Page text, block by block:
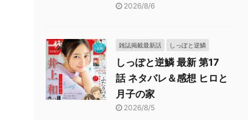
2026/8/6
雑誌掲載最新話 しっぽと逆鱗
しっぽと逆鱗 最新 第17
話 ネタバレ＆感想 ヒロと
月子の家
2026/8/5